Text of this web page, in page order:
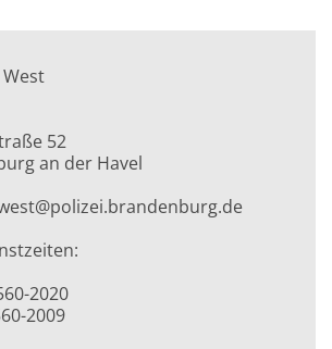
52
an der Havel
2020
2009